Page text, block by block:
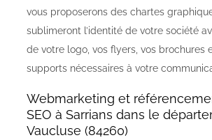
vous proposerons des chartes
sublimeront l’identité de votre société
de votre logo, vos flyers, vos brochures
supports nécessaires à votre
Webmarketing et
SEO à Sarrians dans le
Vaucluse (84260)